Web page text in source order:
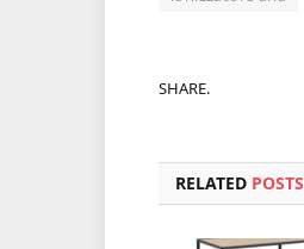
SHARE.
RELATED POSTS